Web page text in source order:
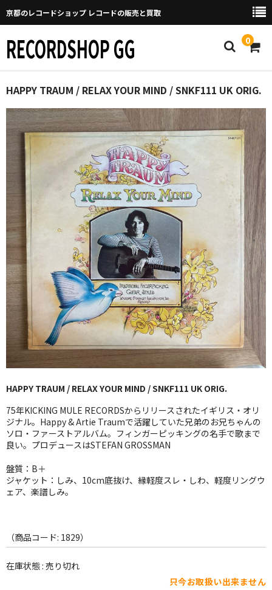
京都のレコードショップ レコードの販売と買取
RECORDSHOP GG 0
Home
マイページ
GGについて
買取について
取り置きなどについて
Categories
New Arrivals
新譜
GG RECORD （当店のレーベル）
全商品
JAZZ-US
BLUE NOTE
JAZZ-EU
JAZZ-JP
JAZZ-VOCAL
J-POP
ROCK
WORLD
その他
HAPPY TRAUM / RELAX YOUR MIND / SNKF111 UK ORIG.
HAPPY TRAUM / RELAX YOUR MIND / SNKF111 UK ORIG.
75年KICKING MULE RECORDSからリリースされたイギリス・オリ
ジナル。Happy & Artie Traumで活躍していた兄弟のお兄ちゃんの
ソロ・ファーストアルバム。フィンガーピッキングの名手で歌まで
良い。プロデュースはSTEFAN GROSSMAN
盤質：B＋
ジャケット：しみ、10cm底抜け、縁軽度スレ・しわ、軽度リングウ
ェア、楽譜しみ。
（商品コード: 1829）
在庫状態 : 売り切れ
只今お取扱い出来ません